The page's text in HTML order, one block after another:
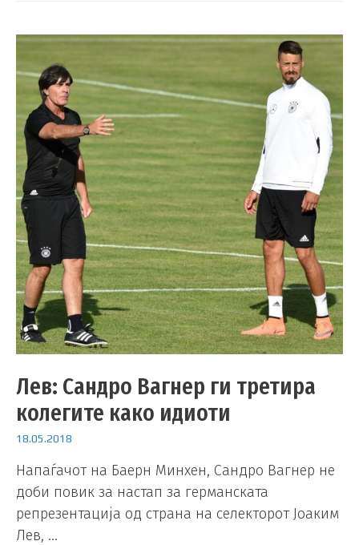
Лев: Сандро Вагнер ги третира
колегите како идиоти
18.05.2018
Напаѓачот на Баерн Минхен, Сандро Вагнер не
доби повик за настап за германската
репрезентација од страна на селекторот Јоаким
Лев, …